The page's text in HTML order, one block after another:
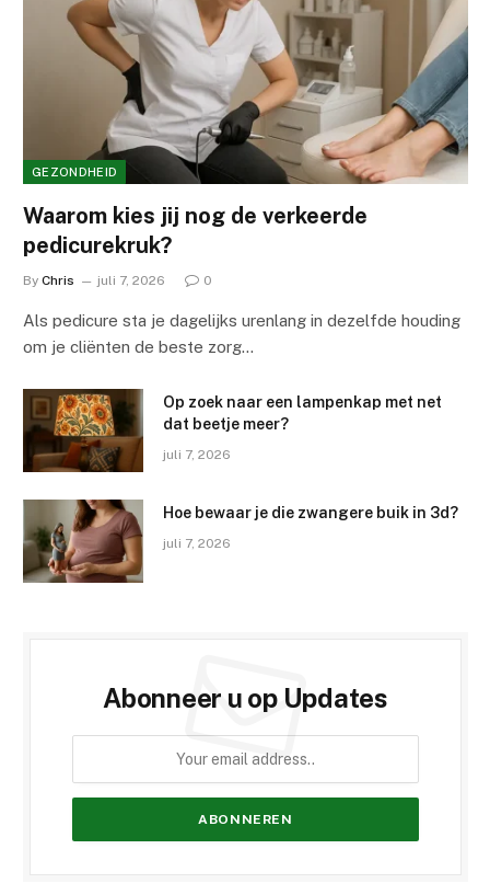
GEZONDHEID
Waarom kies jij nog de verkeerde
pedicurekruk?
By Chris juli 7, 2026 0
Als pedicure sta je dagelijks urenlang in dezelfde houding
om je cliënten de beste zorg…
Op zoek naar een lampenkap met net
dat beetje meer?
juli 7, 2026
Hoe bewaar je die zwangere buik in 3d?
juli 7, 2026
Abonneer u op Updates